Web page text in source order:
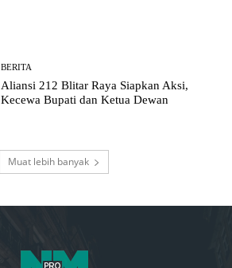
BERITA
Aliansi 212 Blitar Raya Siapkan Aksi,
Kecewa Bupati dan Ketua Dewan
Muat lebih banyak